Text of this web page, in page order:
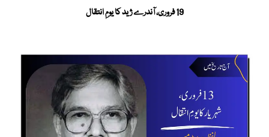
19 فروری، آندرے ژید کا یومِ انتقال